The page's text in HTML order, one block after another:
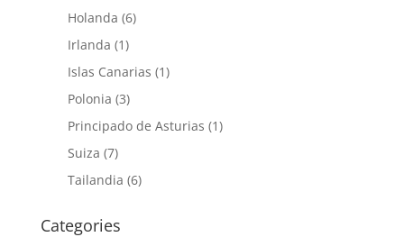
Holanda (6)
Irlanda (1)
Islas Canarias (1)
Polonia (3)
Principado de Asturias (1)
Suiza (7)
Tailandia (6)
Categories